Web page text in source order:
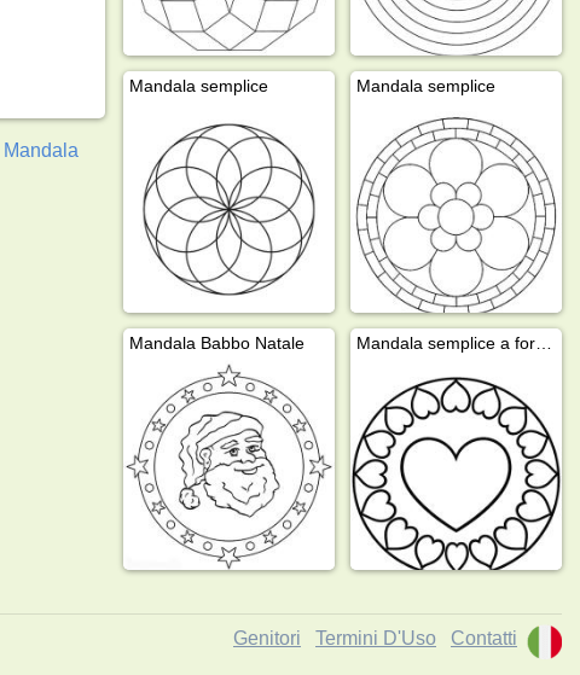
Mandala
Mandala semplice Mandala semplice
Mandala Babbo Natale Mandala semplice a forma di cuore
Genitori Termini D'Uso Contatti